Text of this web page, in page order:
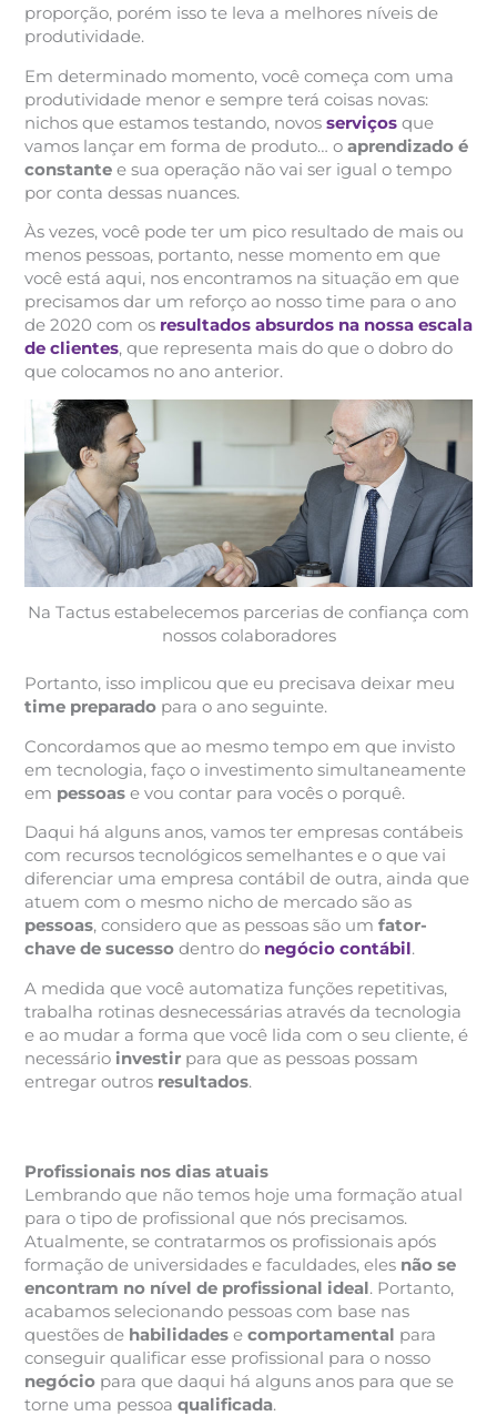
proporção, porém isso te leva a melhores níveis de
produtividade.
Em determinado momento, você começa com uma
produtividade menor e sempre terá coisas novas:
nichos que estamos testando, novos serviçosque
vamos lançar em forma de produto… o aprendizado é
constantee sua operação não vai ser igual o tempo
por conta dessas nuances.
Às vezes, você pode ter um pico resultado de mais ou
menos pessoas, portanto, nesse momento em que
você está aqui, nos encontramos na situação em que
precisamos dar um reforço ao nosso time para o ano
de 2020 com os resultados absurdos na nossa escala
de clientes, que representa mais do que o dobro do
que colocamos no ano anterior.
Na Tactus estabelecemos parcerias de confiança com
nossos colaboradores
Portanto, isso implicou que eu precisava deixar meu
time preparadopara o ano seguinte.
Concordamos que ao mesmo tempo em que invisto
em tecnologia, faço o investimento simultaneamente
em pessoas e vou contar para vocês o porquê.
Daqui há alguns anos, vamos ter empresas contábeis
com recursos tecnológicos semelhantes e o que vai
diferenciar uma empresa contábil de outra, ainda que
atuem com o mesmo nicho de mercado são as
pessoas, considero que as pessoas são um fator-
chave de sucessodentro do negócio contábil.
A medida que você automatiza funções repetitivas,
trabalha rotinas desnecessárias através da tecnologia
e ao mudar a forma que você lida com o seu cliente, é
necessárioinvestirpara que as pessoas possam
entregar outros resultados.
Profissionais nos dias atuais
Lembrando que não temos hoje uma formação atual
para o tipo de profissional que nós precisamos.
Atualmente, se contratarmos os profissionais após
formação de universidades e faculdades, eles não se
encontram no nível de profissional ideal. Portanto,
acabamos selecionando pessoas com base nas
questões dehabilidadese comportamental para
conseguir qualificar esse profissional para o nosso
negócio para que daqui há alguns anos para que se
torne uma pessoa qualificada.